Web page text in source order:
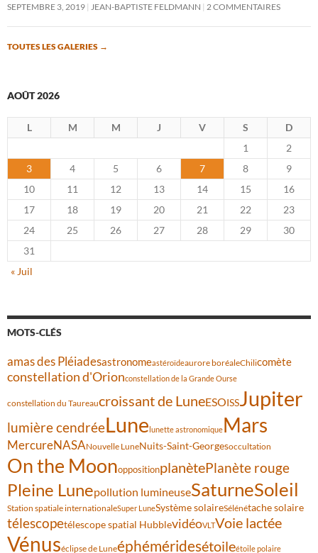
SEPTEMBRE 3, 2019
JEAN-BAPTISTE FELDMANN 2 COMMENTAIRES
TOUTES LES GALERIES →
AOÛT 2026
L M M J V S
D
1
2
3
4 5 6 7 8
9
10
11 12 13 14 15
16
17
18 19 20 21 22
23
24
25 26 27 28 29
30
31
« Juil
MOTS-CLÉS
amas des Pléiadesastronomeastéroïdeaurore boréaleChilicomète
constellation d'Orionconstellation de la Grande Ourse
constellation du Taureaucroissant de LuneESOISSJupiter
lumière cendréeLunelunette astronomiqueMars
MercureNASANouvelle LuneNuits-Saint-Georgesoccultation
On the MoonoppositionplanètePlanète rouge
Pleine Lunepollution lumineuseSaturneSoleil
Station spatiale internationaleSuper LuneSystème solaireSélénétache solaire
télescopetélescope spatial HubblevidéoVLTVoie lactée
Vénuséclipse de Luneéphéméridesétoileétoile polaire